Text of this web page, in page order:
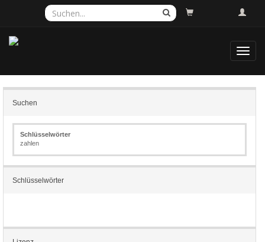
Suchen
Schlüsselwörter
zahlen
Schlüsselwörter